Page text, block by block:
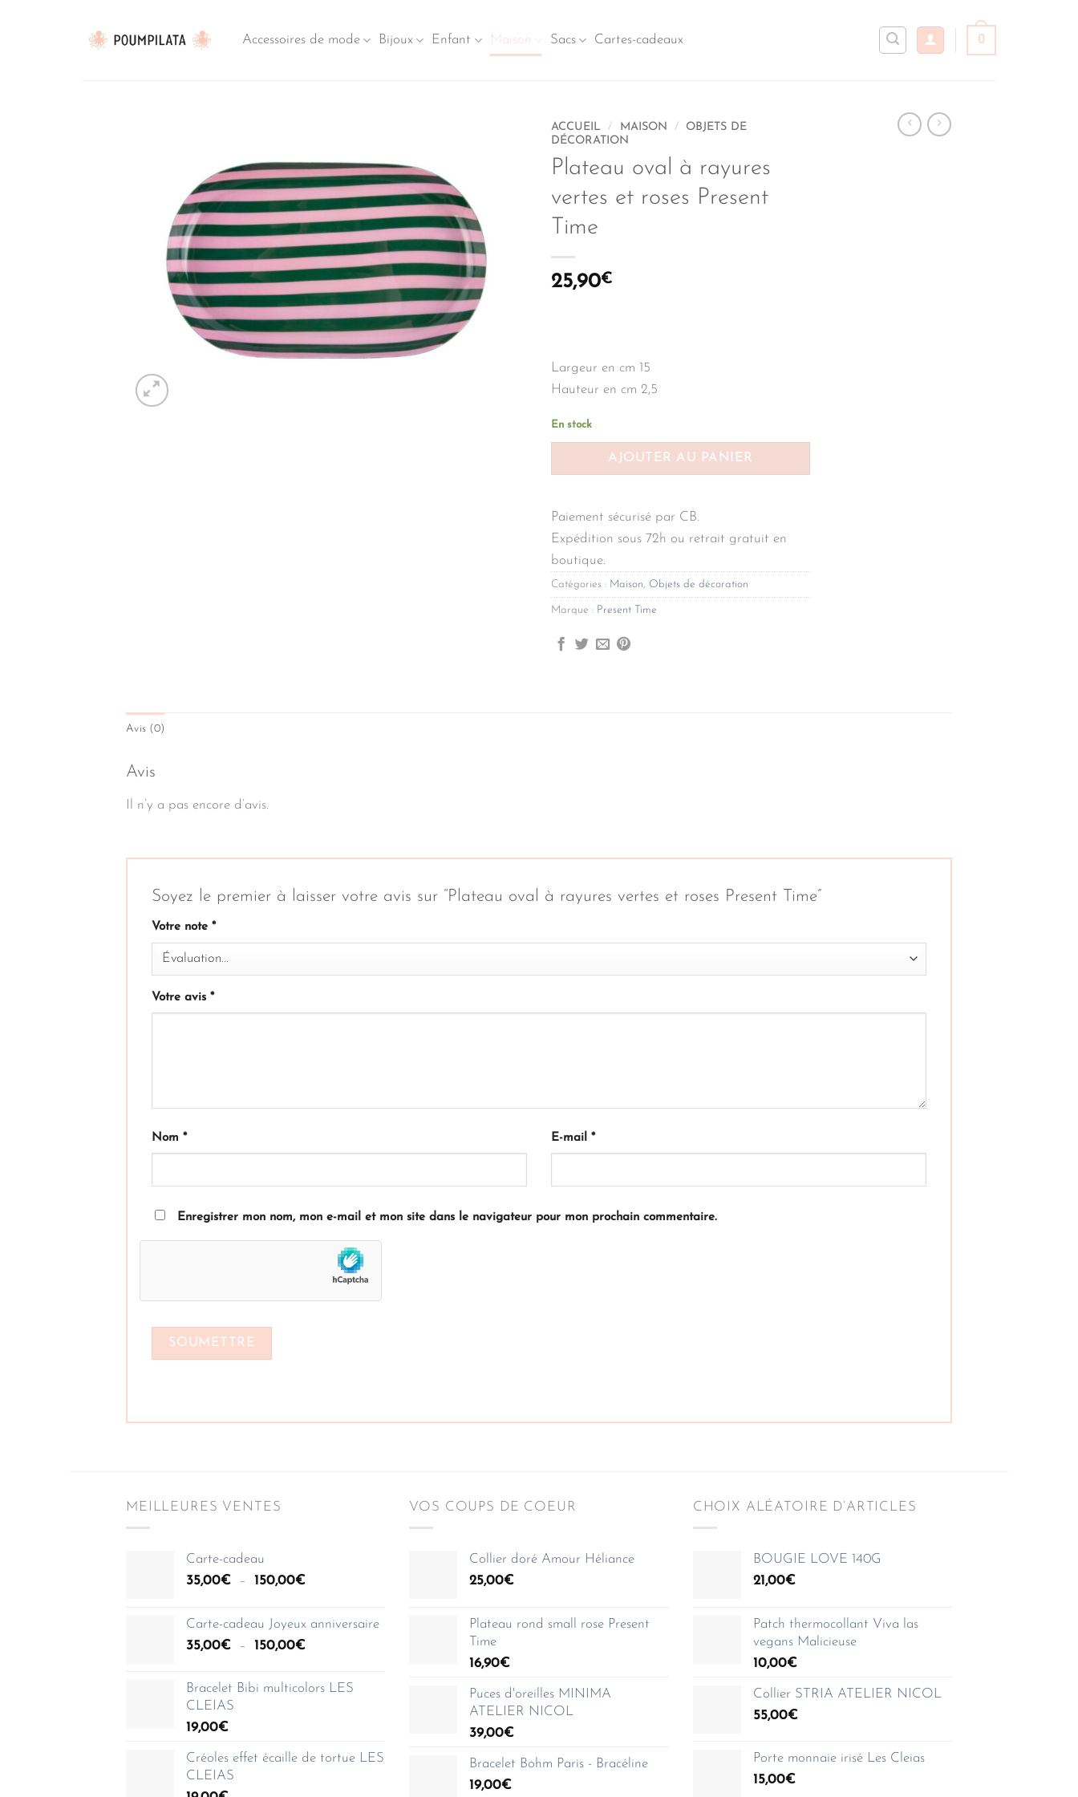
contenu
Accessoires de mode Bijoux Enfant Maison Sacs Cartes-cadeaux 0
ACCUEIL / MAISON /
OBJETS DE
DÉCORATION
Plateau oval à rayures
vertes et roses Present
Time
25,90€
Largeur en cm 15
Hauteur en cm 2,5
En stock
AJOUTER AU PANIER
Paiement sécurisé par CB.
Expédition sous 72h ou retrait gratuit en
boutique.
Catégories : Maison, Objets de décoration
Marque : Present Time
Avis (0)
Avis
Il n’y a pas encore d’avis.
Soyez le premier à laisser votre avis sur “Plateau oval à rayures vertes et roses Present Time”
Votre note *
Votre avis *
Nom * E-mail *
Enregistrer mon nom, mon e-mail et mon site dans le navigateur pour mon prochain commentaire.
MEILLEURES VENTES
Carte-cadeau
35,00€ – 150,00€Plage
à
Carte-cadeau Joyeux anniversaire
35,00€ – 150,00€Plage
prix :
Bracelet Bibi multicolors LES
CLEIAS
19,00€
Créoles effet écaille de tortue LES
CLEIAS
VOS COUPS DE COEUR
Collier doré Amour Héliance
25,00€
Plateau rond small rose Present
Time
16,90€
Puces d'oreilles MINIMA
ATELIER NICOL
39,00€
Bracelet Bohm Paris - Bracéline
19,00€
CHOIX ALÉATOIRE D’ARTICLES
BOUGIE LOVE 140G
21,00€
Patch thermocollant Viva las
vegans Malicieuse
10,00€
Collier STRIA ATELIER NICOL
55,00€
Porte monnaie irisé Les Cleias
15,00€